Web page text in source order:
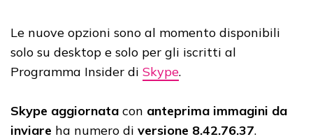
Le nuove opzioni sono al momento disponibili
solo su desktop e solo per gli iscritti al
Programma Insider di Skype.
Skype aggiornata con anteprima immagini da
inviare ha numero di versione 8.42.76.37.